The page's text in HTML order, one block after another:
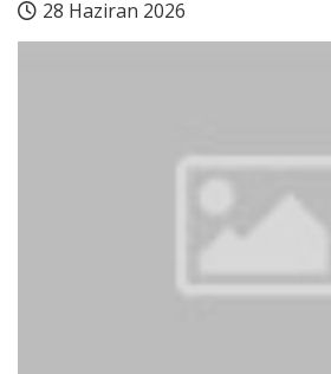
28 Haziran 2026